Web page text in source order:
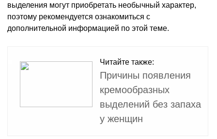
выделения могут приобретать необычный характер,
поэтому рекомендуется ознакомиться с
дополнительной информацией по этой теме.
Читайте также:
Причины появления
кремообразных
выделений без запаха
у женщин